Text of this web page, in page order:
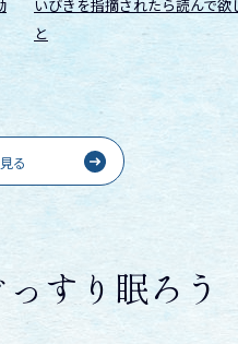
いびきを指摘されたら読んで欲
と
る
すり眠ろう